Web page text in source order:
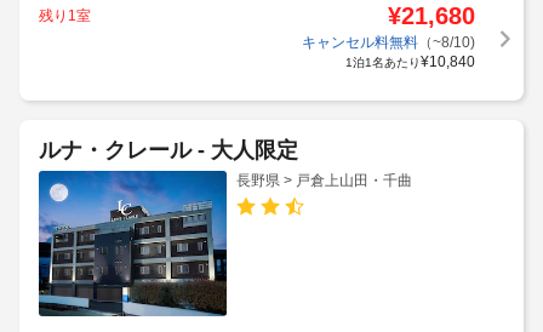
残り1室
¥21,680
キャンセル料無料（~8/10)
1泊1名あたり¥10,840
ルナ・クレール - 大人限定
長野県 > 戸倉上山田・千曲